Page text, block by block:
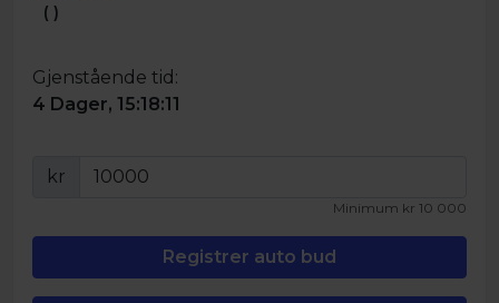
( )
Gjenstående tid:
4 Dager, 15:18:11
kr
Minimum kr 10 000